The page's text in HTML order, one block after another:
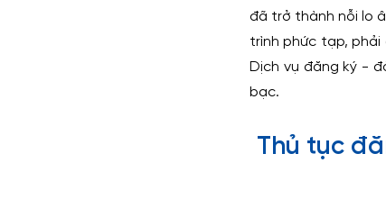
đã trở thành nỗi lo
trình phức tạp,
Dịch vụ đăng ký -
bạc.
Thủ tục